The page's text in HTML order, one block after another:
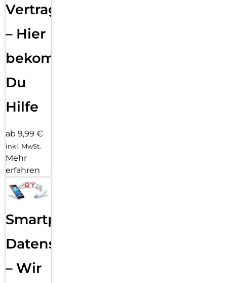
Vertragsabwicklung
– Hier
bekommst
Du
Hilfe
ab 9,99 €
inkl. MwSt.
Mehr
erfahren
Smartphone
Datensicherung
– Wir